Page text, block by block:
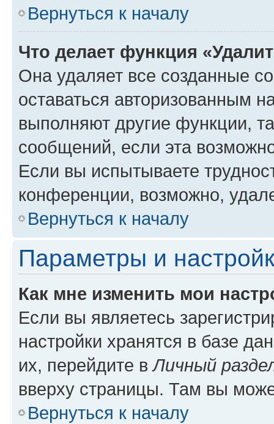
Вернуться к началу
Что делает функция
Она удаляет все созданные
оставаться авторизованным
выполняют другие функции,
сообщений, если эта
Если вы испытываете
конференции, возможно,
Вернуться к началу
Параметры и
Как мне изменить мои
Если вы являетесь
настройки хранятся в базе
их, перейдите вЛичный
вверху страницы. Там вы
Вернуться к началу